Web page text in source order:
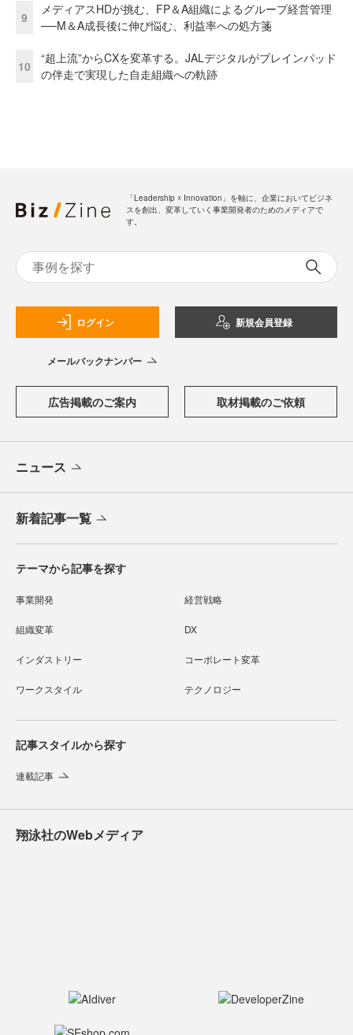
9
メディアスHDが挑む、FP＆A組織によるグループ経営管理
──M＆A成長後に伸び悩む、利益率への処方箋
10
“超上流”からCXを変革する。JALデジタルがブレインパッド
の伴走で実現した自走組織への軌跡
スを創出、変革していく事業開発者のためのメディアで
す。
ログイン 新規会員登録
メールバックナンバー
広告掲載のご案内 取材掲載のご依頼
ニュース
新着記事一覧
テーマから記事を探す
事業開発 経営戦略
組織変革 DX
インダストリー コーポレート変革
ワークスタイル テクノロジー
記事スタイルから探す
連載記事
翔泳社のWebメディア